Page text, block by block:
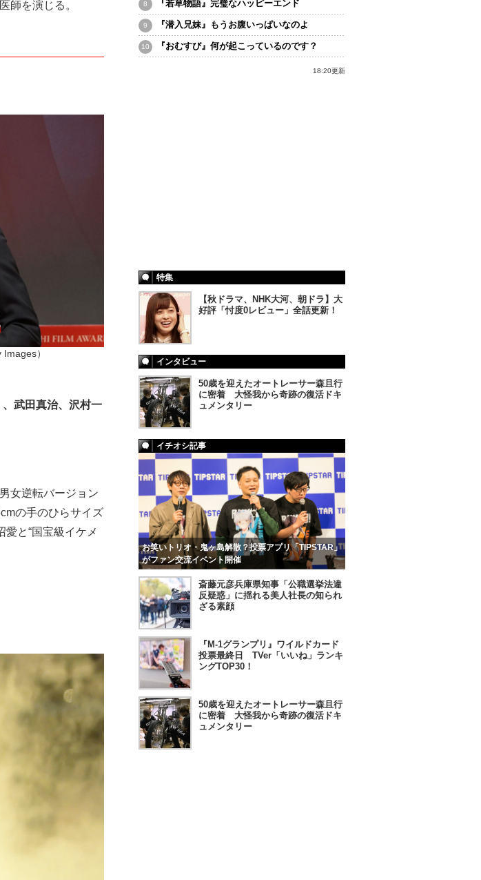
師を演じる。
）
武田真治、沢村一
女逆転バージョン
の手のひらサイズ
と“国宝級イケメ
『若草物語』完璧なハッピーエンド
『潜入兄妹』もうお腹いっぱいなのよ
『おむすび』何が起こっているのです？
18:20更新
特集
【秋ドラマ、NHK大河、朝ドラ】大
好評「忖度0レビュー」全話更新！
インタビュー
50歳を迎えたオートレーサー森且行
に密着 大怪我から奇跡の復活ドキ
ュメンタリー
イチオシ記事
お笑いトリオ・鬼ヶ島解散？投票アプリ「TIPSTAR」
がファン交流イベント開催
斎藤元彦兵庫県知事「公職選挙法違
反疑惑」に揺れる美人社長の知られ
ざる素顔
『M-1グランプリ』ワイルドカード
投票最終日 TVer「いいね」ランキ
ングTOP30！
50歳を迎えたオートレーサー森且行
に密着 大怪我から奇跡の復活ドキ
ュメンタリー